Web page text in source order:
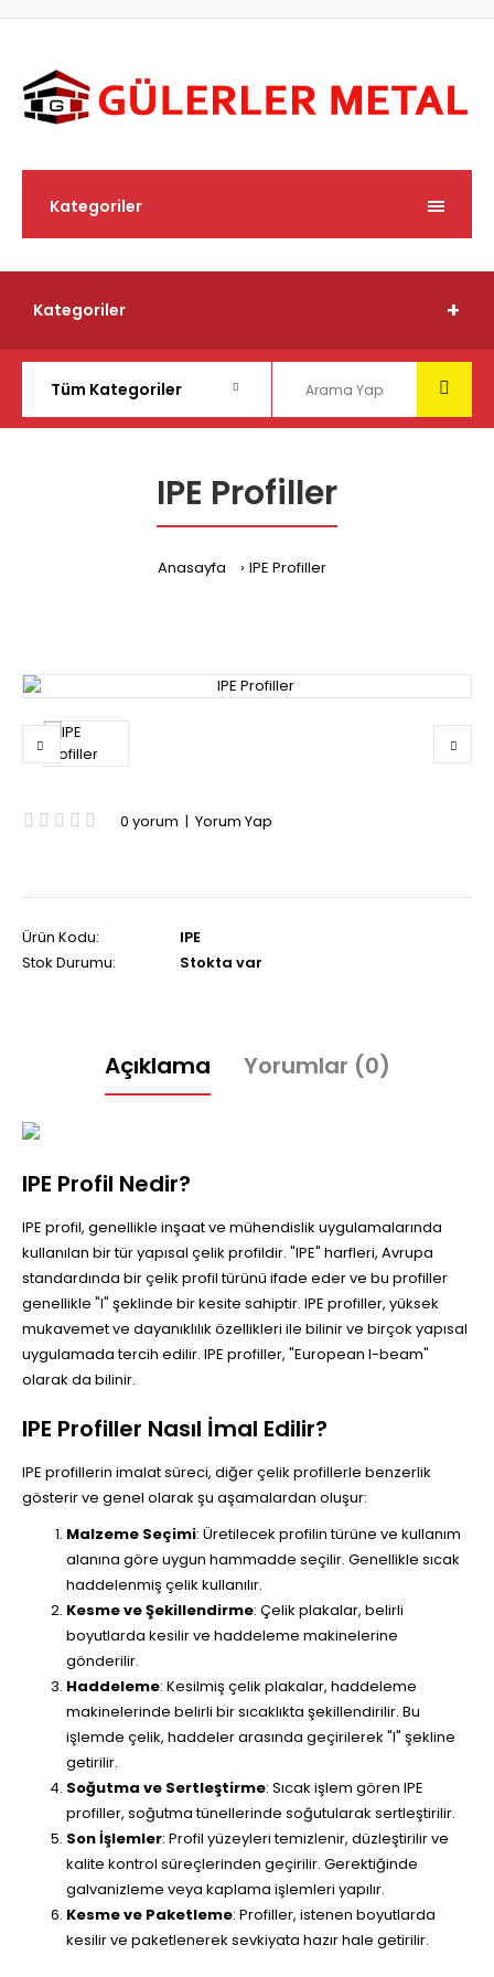
Kategoriler
Kategoriler
IPE Profiller
Anasayfa IPE Profiller
0 yorum | Yorum Yap
Ürün Kodu:
IPE
Stok Durumu:
Stokta var
Açıklama Yorumlar (0)
IPE Profil Nedir?
IPE profil, genellikle inşaat ve mühendislik uygulamalarında
kullanılan bir tür yapısal çelik profildir. "IPE" harfleri, Avrupa
standardında bir çelik profil türünü ifade eder ve bu profiller
genellikle "I" şeklinde bir kesite sahiptir. IPE profiller, yüksek
mukavemet ve dayanıklılık özellikleri ile bilinir ve birçok yapısal
uygulamada tercih edilir. IPE profiller, "European I-beam"
olarak da bilinir.
IPE Profiller Nasıl İmal Edilir?
IPE profillerin imalat süreci, diğer çelik profillerle benzerlik
gösterir ve genel olarak şu aşamalardan oluşur:
Malzeme Seçimi: Üretilecek profilin türüne ve kullanım
alanına göre uygun hammadde seçilir. Genellikle sıcak
haddelenmiş çelik kullanılır.
Kesme ve Şekillendirme: Çelik plakalar, belirli
boyutlarda kesilir ve haddeleme makinelerine
gönderilir.
Haddeleme: Kesilmiş çelik plakalar, haddeleme
makinelerinde belirli bir sıcaklıkta şekillendirilir. Bu
işlemde çelik, haddeler arasında geçirilerek "I" şekline
getirilir.
Soğutma ve Sertleştirme: Sıcak işlem gören IPE
profiller, soğutma tünellerinde soğutularak sertleştirilir.
Son İşlemler: Profil yüzeyleri temizlenir, düzleştirilir ve
kalite kontrol süreçlerinden geçirilir. Gerektiğinde
galvanizleme veya kaplama işlemleri yapılır.
Kesme ve Paketleme: Profiller, istenen boyutlarda
kesilir ve paketlenerek sevkiyata hazır hale getirilir.